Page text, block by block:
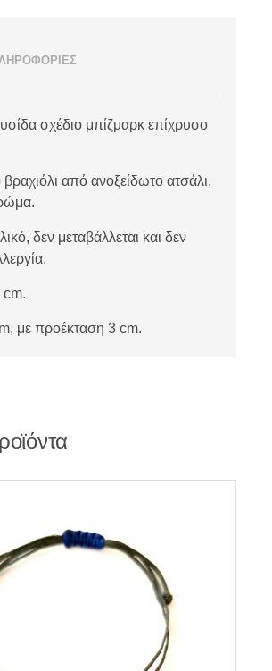
σχέδιο μπίζμαρκ επίχρυσο
από ανοξείδωτο ατσάλι,
δεν μεταβάλλεται και δεν
με προέκταση 3 cm.